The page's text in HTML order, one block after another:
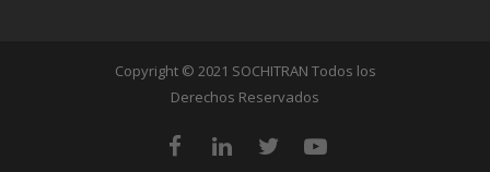
Copyright © 2021 SOCHITRAN Todos los
Derechos Reservados